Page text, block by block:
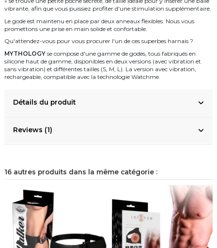
vibrante, afin que vous puissiez profiter d'une stimulation supplémentaire.
Le gode est maintenu en place par deux anneaux flexibles. Nous vous
promettons une prise en main solide et confortable.
Qu'attendez-vous pour vous procurer l'un de ces superbes harnais ?
MYTHOLOGY se compose d'une gamme de godes, tous fabriqués en
silicone haut de gamme, disponibles en deux versions (avec vibration et
sans vibration) et différentes tailles (S, M, L). La version avec vibration,
rechargeable, compatible avec la technologie Watchme.
Détails du produit
Reviews (1)
16 autres produits dans la même catégorie :